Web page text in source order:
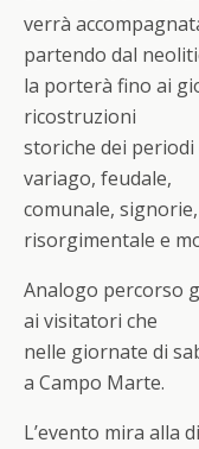
verrà
partendo dal
la porterà fino ai
ricostruzioni
storiche dei
variago, feudale,
comunale,
risorgimentale e
Analogo percorso
ai visitatori che
nelle giornate di
a Campo Marte.
L’evento mira alla